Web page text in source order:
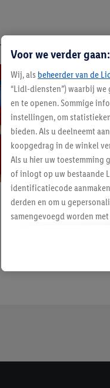
van Lidl.be
Voor we verder
Wij, als beheerder van de
“Lidl-diensten”) waarbij
en te openen. Sommige
instellingen, om
bieden. Als u deelneemt
koopgedrag in de winkel
Als u hier uw toestemming
of inlogt op uw bestaande
identificatiecode
derden en om u
samengevoegd worden
Als u hiermee akkoord
u interesse hebt getoond
niet te kopen), ook op
Onder “Aanpassen” kunt
Door op “weigeren” te
“aanvaarden” te klikken,